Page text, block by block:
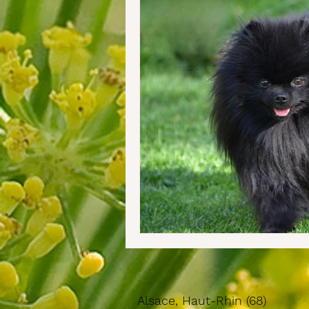
Alsace, Haut-Rhin (68)